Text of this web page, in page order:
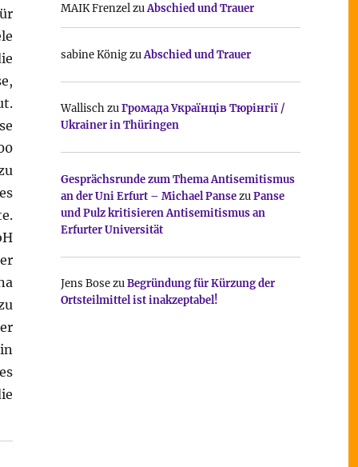
MAIK FrenzelzuAbschied und Trauer
sabine KönigzuAbschied und Trauer
WallischzuГромада Українців Тюрінгії /
Ukrainer in Thüringen
Gesprächsrunde zum Thema Antisemitismus
an der Uni Erfurt – Michael PansezuPanse
und Pulz kritisieren Antisemitismus an
Erfurter Universität
Jens BosezuBegründung für Kürzung der
Ortsteilmittel ist inakzeptabel!